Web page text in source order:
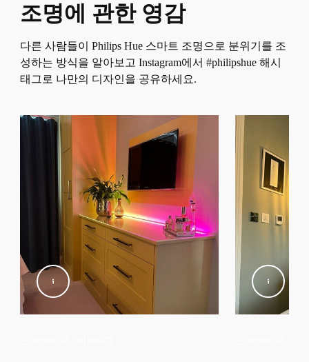
조명에 관한 영감
다른 사람들이 Philips Hue 스마트 조명으로 분위기를 조
성하는 방식을 알아보고 Instagram에서 #philipshue 해시
태그로 나만의 디자인을 공유하세요.